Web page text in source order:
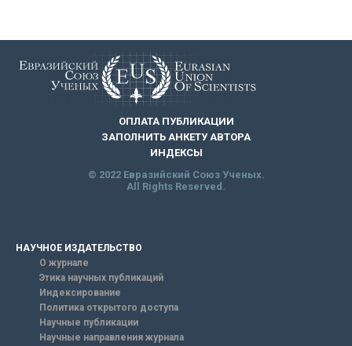
ОПЛАТА ПУБЛИКАЦИИ
ЗАПОЛНИТЬ АНКЕТУ АВТОРА
ИНДЕКСЫ
© 2022 Евразийский Союз Ученых.
All Rights Reserved.
НАУЧНОЕ ИЗДАТЕЛЬСТВО
О журнале
Этика научных публикаций
Индексирование
Политика открытого доступа
Научные публикации
Научные направления журнала